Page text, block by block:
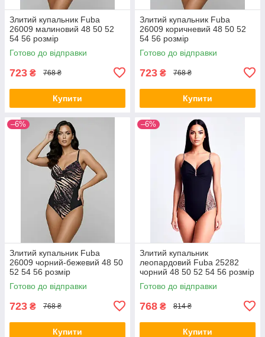
Злитий купальник Fuba
26009 малиновий 48 50 52
54 56 розмір
Готово до відправки
723 ₴ 768 ₴
Купити
Злитий купальник Fuba
26009 коричневий 48 50 52
54 56 розмір
Готово до відправки
723 ₴ 768 ₴
Купити
–6%
Злитий купальник Fuba
26009 чорний-бежевий 48 50
52 54 56 розмір
Готово до відправки
723 ₴ 768 ₴
Купити
–6%
Злитий купальник
леопардовий Fuba 25282
чорний 48 50 52 54 56 розмір
Готово до відправки
768 ₴ 814 ₴
Купити